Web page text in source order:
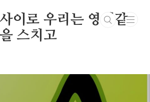
이로 우리는 영원같
스치고